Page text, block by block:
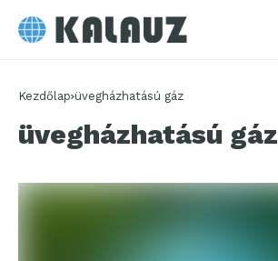
Kezdőlap üvegházhatású gáz
üvegházhatású gáz